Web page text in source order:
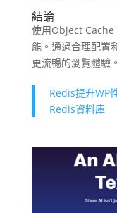
結論
使用Object Cache
能。通過合理配置
更流暢的瀏覽體驗。
Redis提升WP
Redis資料庫